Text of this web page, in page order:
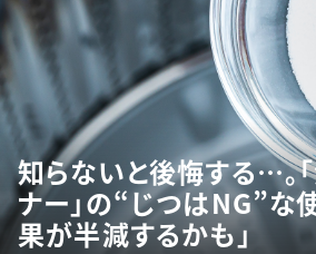
知らないと後悔する…。
ナー」の“じつはNG”な
果が半減するかも」